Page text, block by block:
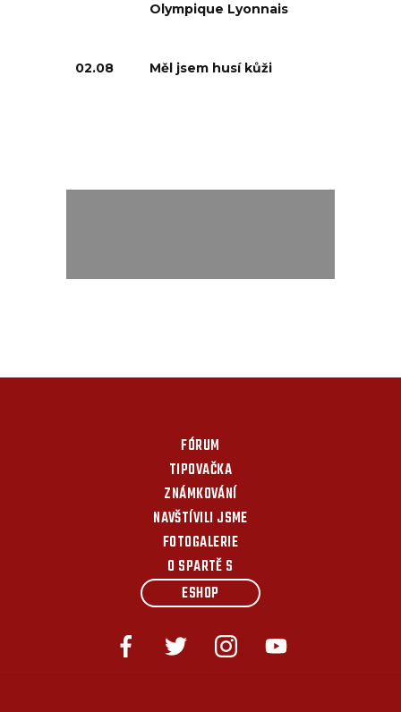
Olympique Lyonnais
02.08 Měl jsem husí kůži
FÓRUM
TIPOVAČKA
ZNÁMKOVÁNÍ
NAVŠTÍVILI JSME
FOTOGALERIE
O SPARTĚ S
ESHOP